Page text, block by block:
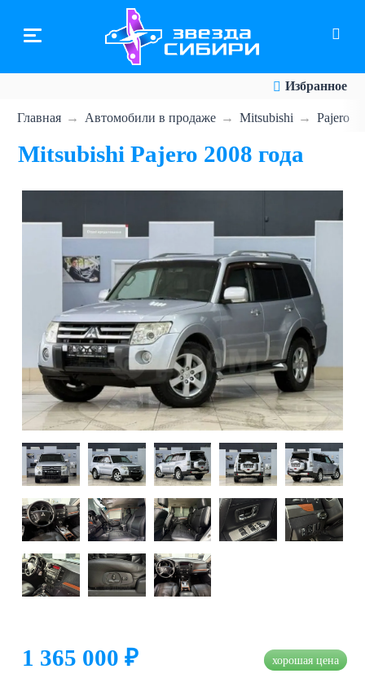
основному
Избранное
Главная Автомобили в продаже Mitsubishi Pajero
Mitsubishi Pajero 2008 года
1 365 000 ₽ хорошая цена